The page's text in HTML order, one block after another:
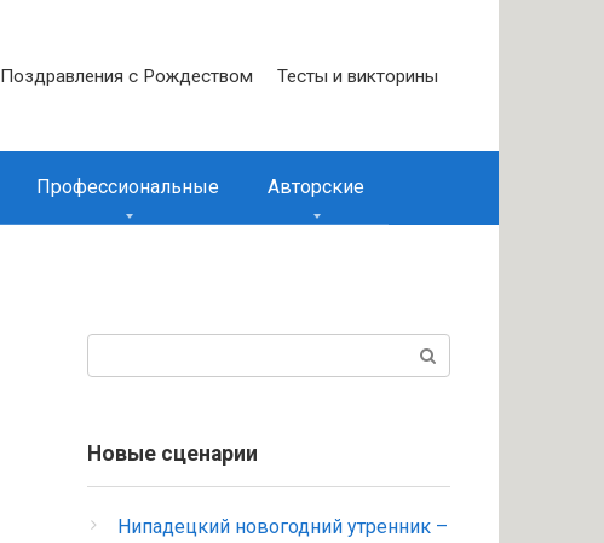
Поздравления с Рождеством Тесты и викторины
Профессиональные Авторские
Новые сценарии
Нипадецкий новогодний утренник –